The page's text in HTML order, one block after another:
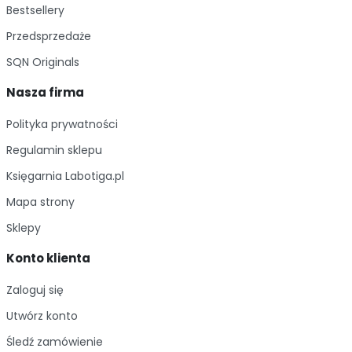
Bestsellery
Przedsprzedaże
SQN Originals
Nasza firma
Polityka prywatności
Regulamin sklepu
Księgarnia Labotiga.pl
Mapa strony
Sklepy
Konto klienta
Zaloguj się
Utwórz konto
Śledź zamówienie